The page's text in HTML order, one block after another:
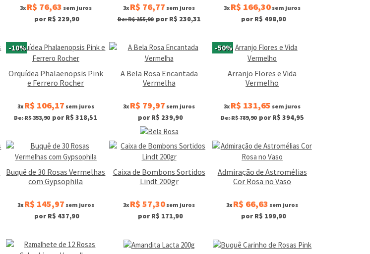
3x R$ 76,63 sem juros
por R$ 229,90
3x R$ 76,77 sem juros
De: R$ 255,90 por R$ 230,31
3x R$ 166,30 sem juros
por R$ 498,90
-10%
Orquídea Phalaenopsis Pink
e Ferrero Rocher
3x R$ 106,17 sem juros
De: R$ 353,90 por R$ 318,51
A Bela Rosa Encantada
Vermelha
3x R$ 79,97 sem juros
por R$ 239,90
-50%
Arranjo Flores e Vida
Vermelho
3x R$ 131,65 sem juros
De: R$ 789,90 por R$ 394,95
Buquê de 30 Rosas Vermelhas
com Gypsophila
3x R$ 145,97 sem juros
por R$ 437,90
Caixa de Bombons Sortidos
Lindt 200gr
3x R$ 57,30 sem juros
por R$ 171,90
Admiração de Astromélias
Cor Rosa no Vaso
3x R$ 66,63 sem juros
por R$ 199,90